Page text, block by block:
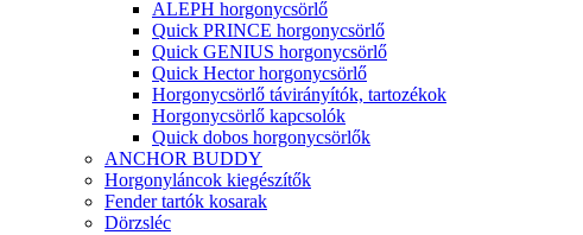
ALEPH horgonycsörlő
Quick PRINCE horgonycsörlő
Quick GENIUS horgonycsörlő
Quick Hector horgonycsörlő
Horgonycsörlő távirányítók, tartozékok
Horgonycsörlő kapcsolók
Quick dobos horgonycsörlők
ANCHOR BUDDY
Horgonyláncok kiegészítők
Fender tartók kosarak
Dörzsléc